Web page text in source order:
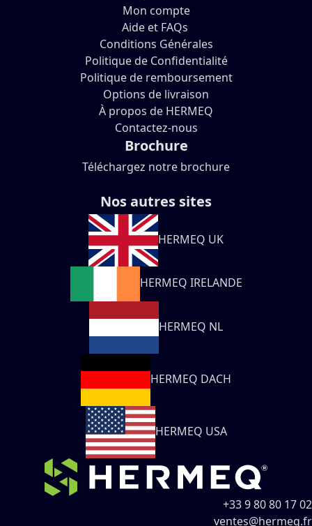
Mon compte
Aide et FAQs
Conditions Générales
Politique de Confidentialité
Politique de remboursement
Options de livraison
À propos de HERMEQ
Contactez-nous
Brochure
Téléchargez notre brochure
Nos autres sites
HERMEQ UK
HERMEQ IRELANDE
HERMEQ NL
HERMEQ DACH
HERMEQ USA
+33 9 80 80 17 02
ventes@hermeq.fr